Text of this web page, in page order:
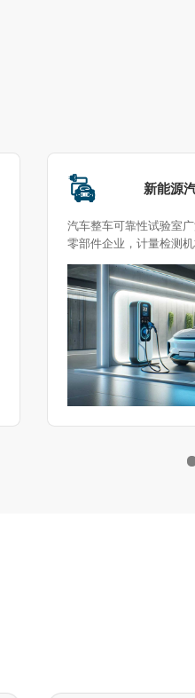
新能源
汽车整车可靠性试验室
零部件企业，计量检测
于测量汽车在不同温湿
启动，尾气排放，除雾